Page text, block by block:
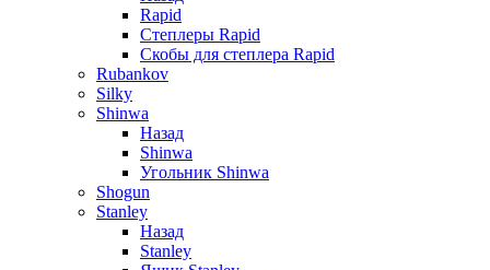
Rapid
Степлеры Rapid
Скобы для cтеплера Rapid
Rubankov
Silky
Shinwa
Назад
Shinwa
Угольник Shinwa
Shogun
Stanley
Назад
Stanley